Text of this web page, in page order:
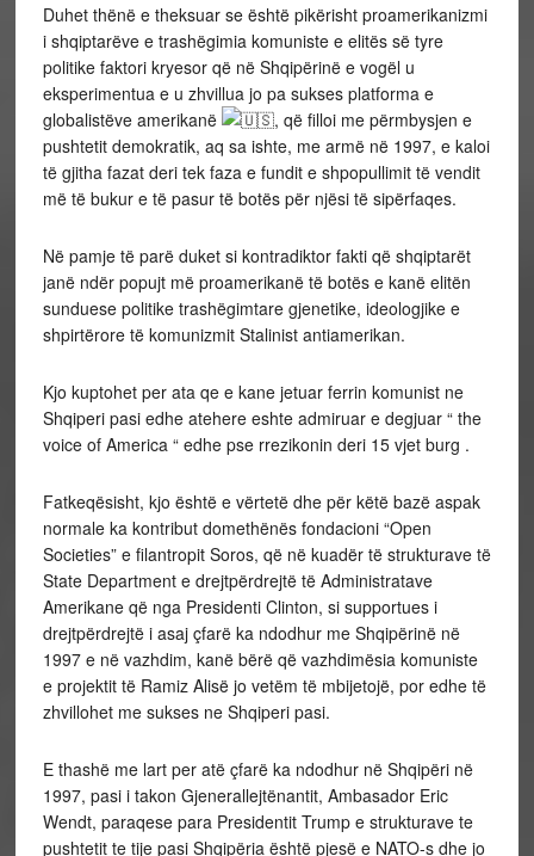
Duhet thënë e theksuar se është pikërisht proamerikanizmi
i shqiptarëve e trashëgimia komuniste e elitës së tyre
politike faktori kryesor që në Shqipërinë e vogël u
eksperimentua e u zhvillua jo pa sukses platforma e
globalistëve amerikanë
, që filloi me përmbysjen e
pushtetit demokratik, aq sa ishte, me armë në 1997, e kaloi
të gjitha fazat deri tek faza e fundit e shpopullimit të vendit
më të bukur e të pasur të botës për njësi të sipërfaqes.
Në pamje të parë duket si kontradiktor fakti që shqiptarët
janë ndër popujt më proamerikanë të botës e kanë elitën
sunduese politike trashëgimtare gjenetike, ideologjike e
shpirtërore të komunizmit Stalinist antiamerikan.
Kjo kuptohet per ata qe e kane jetuar ferrin komunist ne
Shqiperi pasi edhe atehere eshte admiruar e degjuar “ the
voice of America “ edhe pse rrezikonin deri 15 vjet burg .
Fatkeqësisht, kjo është e vërtetë dhe për këtë bazë aspak
normale ka kontribut domethënës fondacioni “Open
Societies” e filantropit Soros, që në kuadër të strukturave të
State Department e drejtpërdrejtë të Administratave
Amerikane që nga Presidenti Clinton, si supportues i
drejtpërdrejtë i asaj çfarë ka ndodhur me Shqipërinë në
1997 e në vazhdim, kanë bërë që vazhdimësia komuniste
e projektit të Ramiz Alisë jo vetëm të mbijetojë, por edhe të
zhvillohet me sukses ne Shqiperi pasi.
E thashë me lart per atë çfarë ka ndodhur në Shqipëri në
1997, pasi i takon Gjenerallejtënantit, Ambasador Eric
Wendt, paraqese para Presidentit Trump e strukturave te
pushtetit te tije pasi Shqipëria është pjesë e NATO-s dhe jo